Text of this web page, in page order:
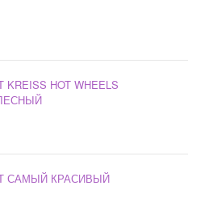
HOT WHEELS
САМЫЙ КРАСИВЫЙ